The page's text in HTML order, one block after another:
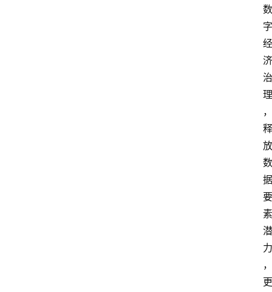
数
字
经
济
治
理
，
释
放
数
据
要
素
潜
力
，
更